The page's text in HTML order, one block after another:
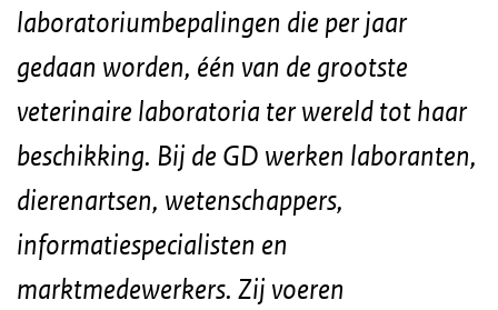
laboratoriumbepalingen die per jaar
gedaan worden, één van de grootste
veterinaire laboratoria ter wereld tot haar
beschikking. Bij de GD werken laboranten,
dierenartsen, wetenschappers,
informatiespecialisten en
marktmedewerkers. Zij voeren